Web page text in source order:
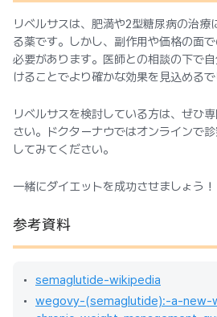
リベルサスは、肥満や2型糖尿病の治療
る薬です。しかし、副作用や価格の面
必要があります。医師との相談の下で
けることでより確かな効果を見込めるで
リベルサスを検討している方は、ぜひ
さい。ドクターナウではオンラインで
してみてください。
一緒にダイエットを成功させましょう！
参考資料
semaglutide-wikipedia
wegovy-(semaglutide):-a-